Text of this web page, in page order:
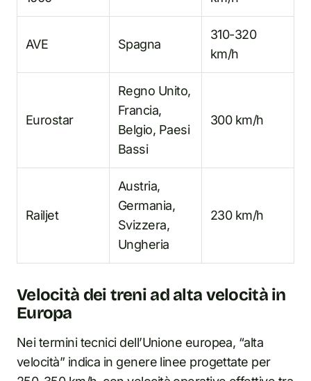
AVE Spagna
310-320
km/h
Eurostar
Regno Unito,
Francia,
Belgio, Paesi
Bassi
300 km/h
Railjet
Austria,
Germania,
Svizzera,
Ungheria
230 km/h
Velocità dei treni ad alta velocità in
Europa
Nei termini tecnici dell’Unione europea, “alta
velocità” indica in genere linee progettate per